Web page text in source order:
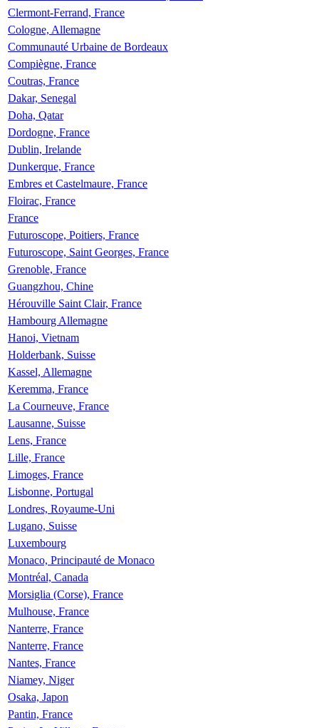
Clermont-Ferrand, France
Cologne, Allemagne
Communauté Urbaine de Bordeaux
Compiègne, France
Coutras, France
Dakar, Senegal
Doha, Qatar
Dordogne, France
Dublin, Irelande
Dunkerque, France
Embres et Castelmaure, France
Floirac, France
France
Futuroscope, Poitiers, France
Futuroscope, Saint Georges, France
Grenoble, France
Guangzhou, Chine
Hérouville Saint Clair, France
Hambourg Allemagne
Hanoi, Vietnam
Holderbank, Suisse
Kassel, Allemagne
Keremma, France
La Courneuve, France
Lausanne, Suisse
Lens, France
Lille, France
Limoges, France
Lisbonne, Portugal
Londres, Royaume-Uni
Lugano, Suisse
Luxembourg
Monaco, Principauté de Monaco
Montréal, Canada
Morsiglia (Corse), France
Mulhouse, France
Nanterre, France
Nanterre, France
Nantes, France
Niamey, Niger
Osaka, Japon
Pantin, France